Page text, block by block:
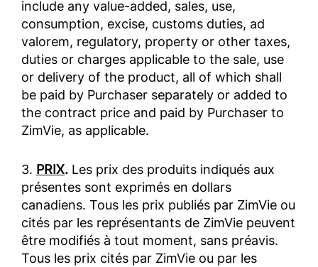
include any value-added, sales, use,
consumption, excise, customs duties, ad
valorem, regulatory, property or other taxes,
duties or charges applicable to the sale, use
or delivery of the product, all of which shall
be paid by Purchaser separately or added to
the contract price and paid by Purchaser to
ZimVie, as applicable.
3. PRIX. Les prix des produits indiqués aux
présentes sont exprimés en dollars
canadiens. Tous les prix publiés par ZimVie ou
cités par les représentants de ZimVie peuvent
être modifiés à tout moment, sans préavis.
Tous les prix cités par ZimVie ou par les